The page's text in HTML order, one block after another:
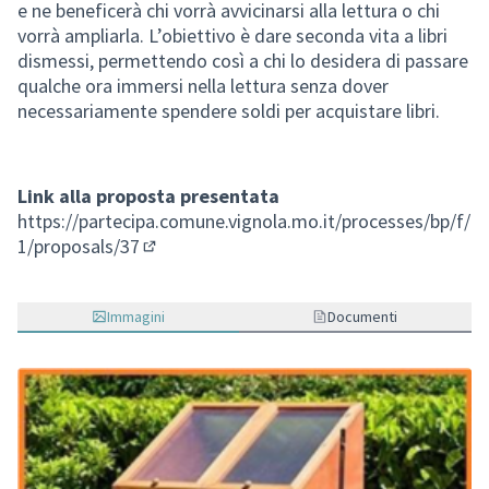
e ne beneficerà chi vorrà avvicinarsi alla lettura o chi
vorrà ampliarla. L’obiettivo è dare seconda vita a libri
dismessi, permettendo così a chi lo desidera di passare
qualche ora immersi nella lettura senza dover
necessariamente spendere soldi per acquistare libri.
Link alla proposta presentata
https://partecipa.comune.vignola.mo.it/processes/bp/f/
1/proposals/37
Immagini Documenti